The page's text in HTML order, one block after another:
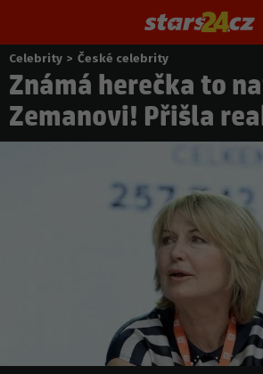
Nacházíte
se
zde:
Celebrity > České celebrity
Známá herečka to
Zemanovi! Přišla